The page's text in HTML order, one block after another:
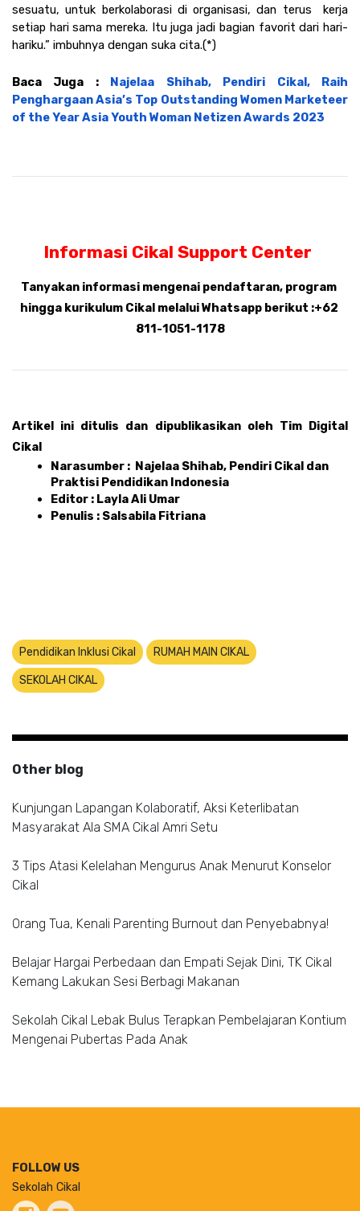
sesuatu, untuk berkolaborasi di organisasi, dan terus  kerja
setiap hari sama mereka. Itu juga jadi bagian favorit dari hari-
hariku.” imbuhnya dengan suka cita.(*)
Baca Juga : Najelaa Shihab, Pendiri Cikal, Raih
Penghargaan Asia’s Top Outstanding Women Marketeer
of the Year Asia Youth Woman Netizen Awards 2023
Informasi Cikal Support Center
Tanyakan informasi mengenai pendaftaran, program
hingga kurikulum Cikal melalui Whatsapp berikut :+62
811-1051-1178
Artikel ini ditulis dan dipublikasikan oleh Tim Digital
Cikal
Narasumber :  Najelaa Shihab, Pendiri Cikal dan
Praktisi Pendidikan Indonesia
Editor : Layla Ali Umar
Penulis : Salsabila Fitriana
Pendidikan Inklusi Cikal RUMAH MAIN CIKAL
SEKOLAH CIKAL
Other blog
Kunjungan Lapangan Kolaboratif, Aksi Keterlibatan
Masyarakat Ala SMA Cikal Amri Setu
3 Tips Atasi Kelelahan Mengurus Anak Menurut Konselor
Cikal
Orang Tua, Kenali Parenting Burnout dan Penyebabnya!
Belajar Hargai Perbedaan dan Empati Sejak Dini, TK Cikal
Kemang Lakukan Sesi Berbagi Makanan
Sekolah Cikal Lebak Bulus Terapkan Pembelajaran Kontium
Mengenai Pubertas Pada Anak
FOLLOW US
Sekolah Cikal